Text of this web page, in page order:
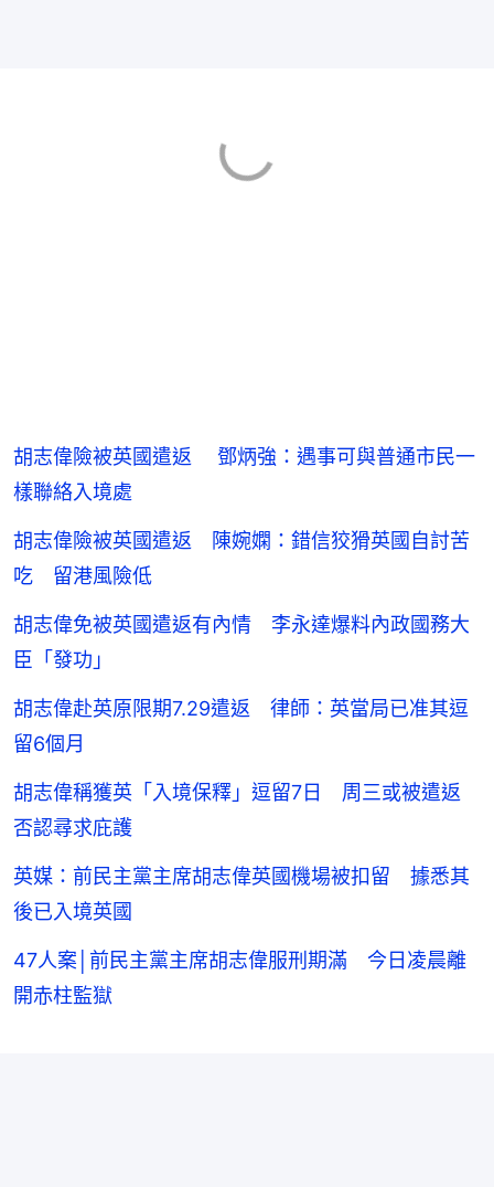
胡志偉險被英國遣返 鄧炳強：遇事可與普通市民一
樣聯絡入境處
胡志偉險被英國遣返 陳婉嫻：錯信狡猾英國自討苦
吃 留港風險低
胡志偉免被英國遣返有內情 李永達爆料內政國務大
臣「發功」
胡志偉赴英原限期7.29遣返 律師：英當局已准其逗
留6個月
胡志偉稱獲英「入境保釋」逗留7日 周三或被遣返
否認尋求庇護
英媒：前民主黨主席胡志偉英國機場被扣留 據悉其
後已入境英國
47人案│前民主黨主席胡志偉服刑期滿 今日凌晨離
開赤柱監獄